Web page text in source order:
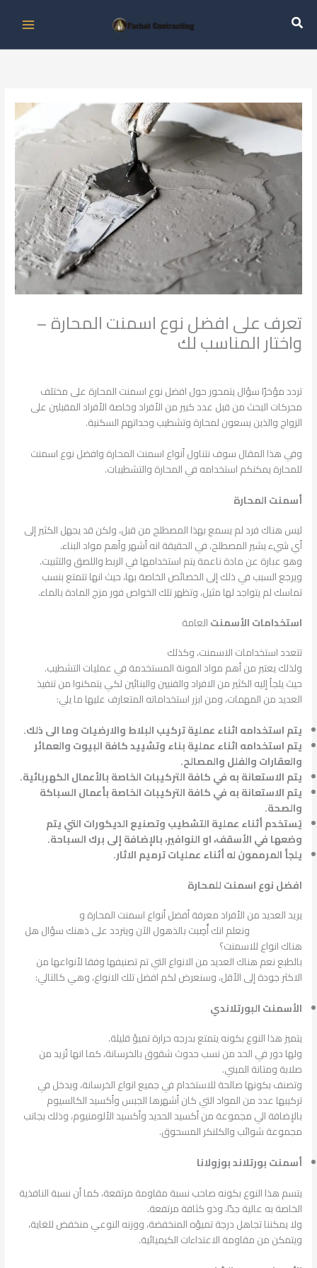
تعرف على افضل نوع اسمنت المحارة –
واختار المناسب لك
تردد مؤخرًا سؤال يتمحور حول افضل نوع اسمنت المحارة على مختلف
محركات البحث من قبل عدد كبير من الأفراد وخاصة الأفراد المقبلين على
الزواج والذين يسعون لمحارة وتشطيب وحداتهم السكنية.
وفي هذا المقال سوف نتناول أنواع اسمنت المحارة وافضل نوع اسمنت
للمحارة يمكنكم استخدامه في المحارة والتشطيبات.
أسمنت المحارة
ليس هناك فرد لم يسمع بهذا المصطلح من قبل، ولكن قد يجهل الكثير إلى
أي شيء يشير المصطلح، في الحقيقة انه أشهر وأهم مواد البناء.
وهو عبارة عن مادة ناعمة يتم استخدامها في الربط واللصق والتثبيت.
ويرجع السبب في ذلك إلى الخصائص الخاصة بها، حيث انها تتمتع بنسب
تماسك لم يتواجد لها مثيل، وتظهر تلك الخواص فور مزج المادة بالماء.
استخدامات الأسمنتالعامة
تتعدد استخدامات الاسمنت، وكذلك
ولذلك يعتبر من أهم مواد المونة المستخدمة في عمليات التشطيب.
حيث يلجأ إليه الكثير من الافراد والفنيين والبنائين لكي يتمكنوا من تنفيذ
العديد من المهمات، ومن ابزر استخداماته المتعارف عليها ما يلي:
يتم استخدامه اثناء عملية تركيب البلاط والارضيات وما الى ذلك.
يتم استخدامه اثناء عملية بناء وتشييد كافة البيوت والعمائر
والعقارات والفلل والمصالح.
يتم الاستعانة به في كافة التركيبات الخاصة بالأعمال الكهربائية.
يتم الاستعانة به في كافة التركيبات الخاصة بأعمال السباكة
والصحة.
يُستخدم أثناء عملية التشطيب وتصنيع الديكورات التي يتم
وضعها في الأسقف، او النوافير، بالإضافة إلى برك السباحة.
يلجأ المرممون له أثناء عمليات ترميم الاثار.
افضل نوع اسمنت للمحارة
يريد العديد من الأفراد معرفة أفضل أنواع اسمنت المحارة و
ونعلم انك أُصِبت بالذهول الآن ويتردد على ذهنك سؤال هل
هناك انواع للاسمنت؟
بالطبع نعم هناك العديد من الانواع التي تم تصنيفها وفقا لأنواعها من
الاكثر جودة إلى الأقل، وسنعرض لكم افضل تلك الانواع، وهي كالتالي:
الأسمنت البورتلاندي
يتميز هذا النوع بكونه يتمتع بدرجه حرارة تميؤ قليلة.
ولها دور في الحد من نسب حدوث شقوق بالخرسانة، كما انها تُزيد من
صلابة ومتانة المبني.
وتصنف بكونها صالحة للاستخدام في جميع انواع الخرسانة، ويدخل في
تركيبها عدد من المواد التي كان أشهرها الجبس وأكسيد الكالسيوم
بالإضافة الي مجموعة من أكسيد الحديد وأكسيد الألومنيوم، وذلك بجانب
مجموعة شوائب والكلنكر المسحوق.
أسمنت بورتلاند بوزولانا
يتسم هذا النوع بكونه صاحب نسبة مقاومة مرتفعة، كما أن نسبة النافذية
الخاصة به عالية جدًا، وذو كثافة مرتفعة.
ولا يمكننا تجاهل درجة تميؤه المنخفضة، ووزنه النوعي منخفض للغاية،
ويتمكن من مقاومة الاعتداءات الكيميائية.